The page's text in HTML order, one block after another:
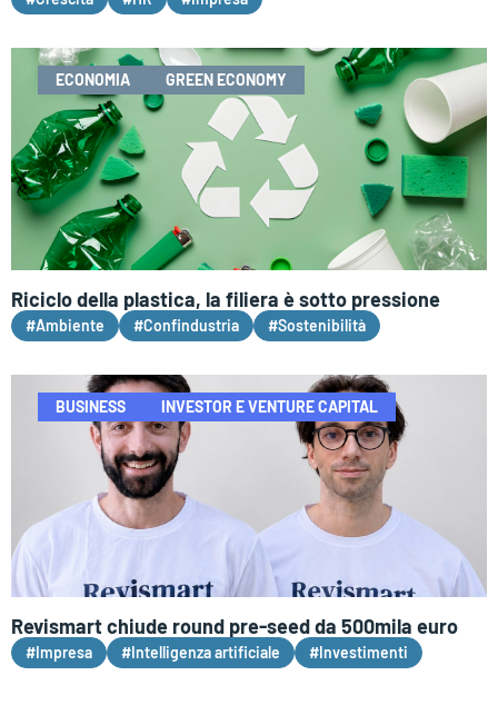
ECONOMIA GREEN ECONOMY
Riciclo della plastica, la filiera è sotto pressione
#Ambiente #Confindustria #Sostenibilità
BUSINESS INVESTOR E VENTURE CAPITAL
Revismart chiude round pre-seed da 500mila euro
#Impresa #Intelligenza artificiale #Investimenti